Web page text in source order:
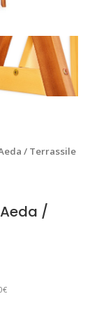
/ Terrassile
/